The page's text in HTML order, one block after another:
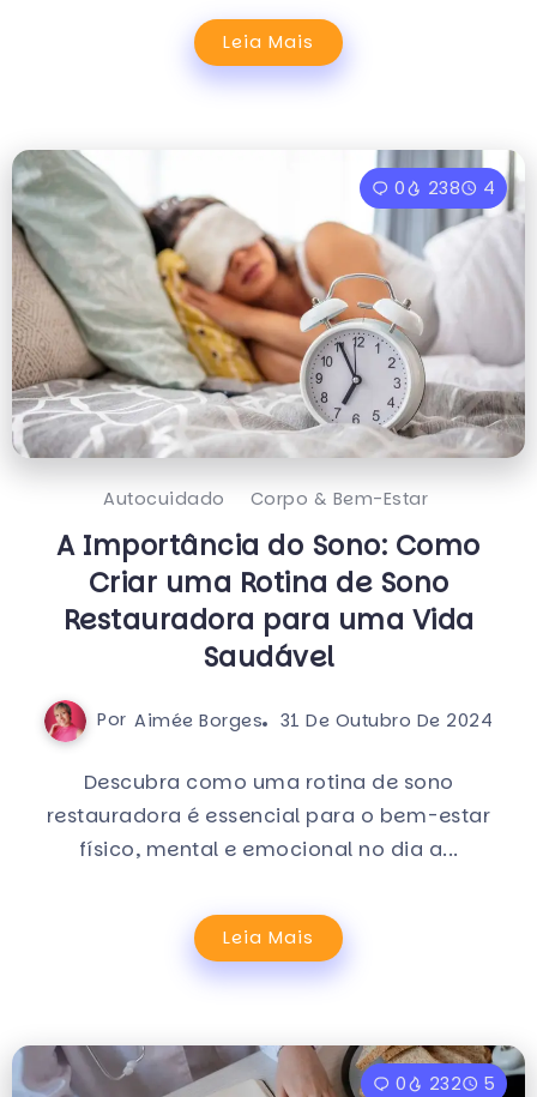
Leia Mais
0 238 4
Autocuidado Corpo & Bem-Estar
A Importância do Sono: Como
Criar uma Rotina de Sono
Restauradora para uma Vida
Saudável
Por Aimée Borges 31 De Outubro De 2024
Descubra como uma rotina de sono
restauradora é essencial para o bem-estar
físico, mental e emocional no dia a...
Leia Mais
0 232 5